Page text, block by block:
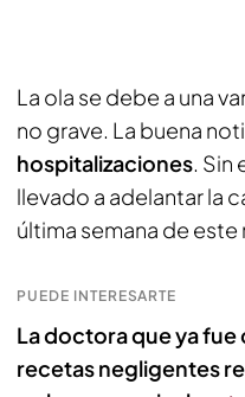
La ola se debe a una
no grave. La buena
hospitalizaciones. Sin
llevado a adelantar la
última semana de este
PUEDE INTERESARTE
La doctora que ya
recetas negligentes